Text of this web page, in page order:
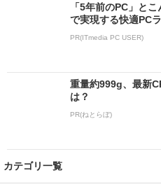
「5年前のPC」と
で実現する快適PC
PR(ITmedia PC USER)
重量約999g、最新
は？
PR(ねとらぼ)
カテゴリ一覧